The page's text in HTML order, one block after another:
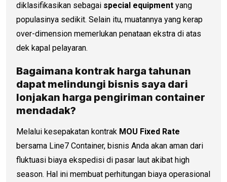
diklasifikasikan sebagai special equipment yang
populasinya sedikit. Selain itu, muatannya yang kerap
over-dimension memerlukan penataan ekstra di atas
dek kapal pelayaran.
Bagaimana kontrak harga tahunan
dapat melindungi bisnis saya dari
lonjakan harga pengiriman container
mendadak?
Melalui kesepakatan kontrak MOU Fixed Rate
bersama Line7 Container, bisnis Anda akan aman dari
fluktuasi biaya ekspedisi di pasar laut akibat high
season. Hal ini membuat perhitungan biaya operasional